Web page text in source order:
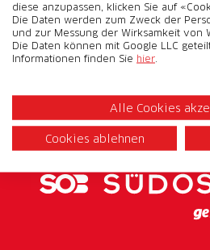
Alle
Blick
diese anzupassen, klicken Sie auf
Die Daten werden zum Zweck der
und zur Messung der Wirksamkeit von
Die Daten können mit Google LLC
Informationen finden Sie hier
Alle Cookies
Cookies ablehnen